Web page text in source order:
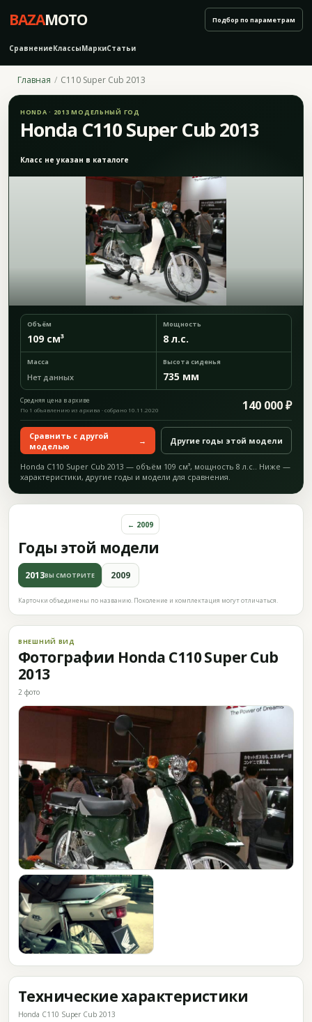
BAZAMOTO
СравнениеКлассыМаркиСтатьи
Подбор по параметрам
Главная C110 Super Cub 2013
HONDA · 2013 МОДЕЛЬНЫЙ ГОД
Honda C110 Super Cub 2013
Класс не указан в каталоге
Объём
109 см³
Мощность
8 л.с.
Масса
Нет данных
Высота сиденья
735 мм
Средняя цена в архиве 140 000 ₽
По 1 объявлению из архива · собрано 10.11.2020
Сравнить с другой
моделью
→ Другие годы этой модели
Honda C110 Super Cub 2013 — объём 109 см³, мощность 8 л.с.. Ниже —
характеристики, другие годы и модели для сравнения.
Годы этой модели
← 2009
2013ВЫ СМОТРИТЕ 2009
Карточки объединены по названию. Поколение и комплектация могут отличаться.
ВНЕШНИЙ ВИД
Фотографии Honda C110 Super Cub
2013
2 фото
Технические характеристики
Honda C110 Super Cub 2013